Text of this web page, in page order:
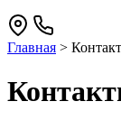
Главная >